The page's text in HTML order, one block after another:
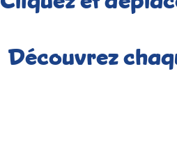
Découvrez